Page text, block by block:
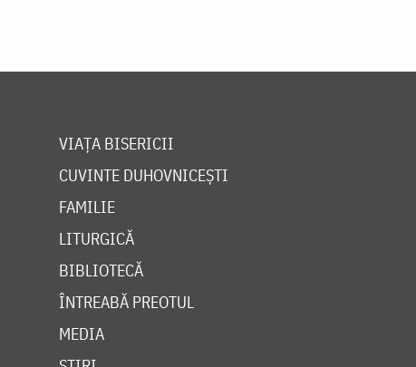
VIAȚA BISERICII
CUVINTE DUHOVNICEȘTI
FAMILIE
LITURGICĂ
BIBLIOTECĂ
ÎNTREABĂ PREOTUL
MEDIA